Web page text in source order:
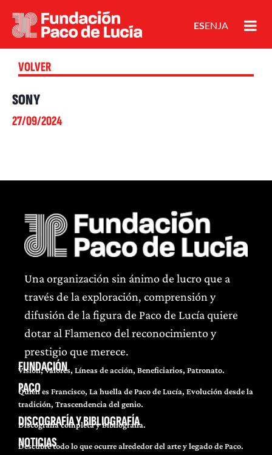
VOLVER
SONY
27/09/2024
Una organización sin ánimo de lucro que a
través de la exploración, comprensión y
difusión de la figura de Paco de Lucía quiere
dotar al Flamenco del reconocimiento y
prestigio que merece.
FUNDACIÓN
Visión, Valores, Líneas de acción, Beneficiarios, Patronato.
PACO
Quién es Francisco, La huella de Paco de Lucía, Evolución desde la
tradición, Trascendencia del genio.
DISCOGRAFÍA Y BIBLIOGRAFÍA
Discografía completa y Bibliografía.
NOTICIAS
Descubre todo lo que ocurre alrededor del arte y legado de Paco.
ENJA
ES